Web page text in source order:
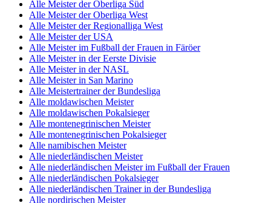
Alle Meister der Oberliga Süd
Alle Meister der Oberliga West
Alle Meister der Regionalliga West
Alle Meister der USA
Alle Meister im Fußball der Frauen in Färöer
Alle Meister in der Eerste Divisie
Alle Meister in der NASL
Alle Meister in San Marino
Alle Meistertrainer der Bundesliga
Alle moldawischen Meister
Alle moldawischen Pokalsieger
Alle montenegrinischen Meister
Alle montenegrinischen Pokalsieger
Alle namibischen Meister
Alle niederländischen Meister
Alle niederländischen Meister im Fußball der Frauen
Alle niederländischen Pokalsieger
Alle niederländischen Trainer in der Bundesliga
Alle nordirischen Meister